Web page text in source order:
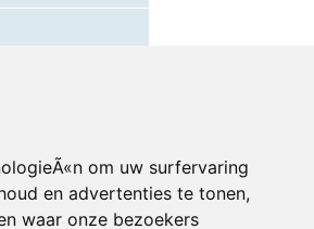
om uw surfervaring
en advertenties te tonen,
waar onze bezoekers